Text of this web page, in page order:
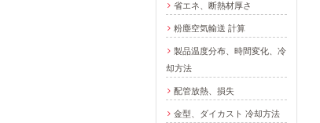
省エネ、断熱材厚さ
粉塵空気輸送 計算
製品温度分布、時間変化、冷
却方法
配管放熱、損失
金型、ダイカスト 冷却方法